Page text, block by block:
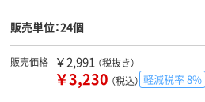
販売単位：24個
販売価格 ￥2,991 （税抜き）
￥3,230 （税込） 軽減税率 8%